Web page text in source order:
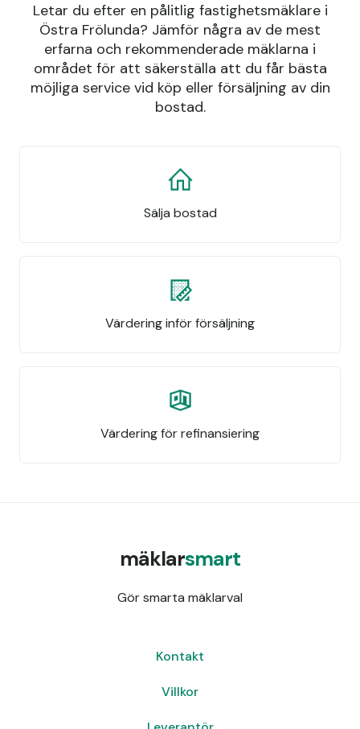
Letar du efter en pålitlig fastighetsmäklare i
Östra Frölunda? Jämför några av de mest
erfarna och rekommenderade mäklarna i
området för att säkerställa att du får bästa
möjliga service vid köp eller försäljning av din
bostad.
Sälja bostad
Värdering inför försäljning
Värdering för refinansiering
mäklarsmart
Gör smarta mäklarval
Kontakt
Villkor